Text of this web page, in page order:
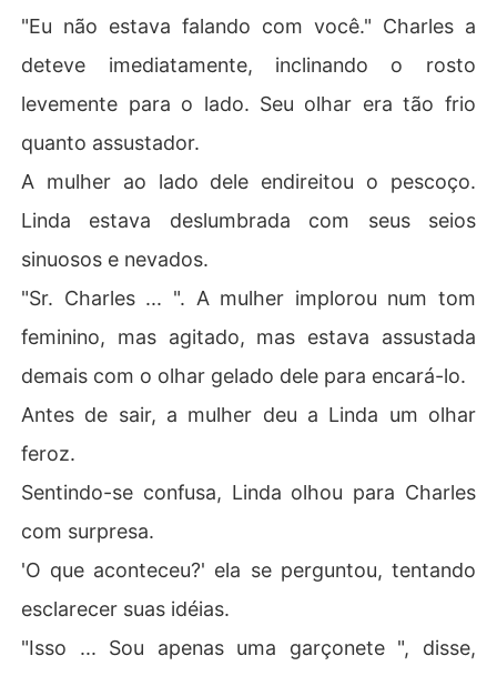
"Eu não estava falando com você." Charles a
deteve imediatamente, inclinando o rosto
levemente para o lado. Seu olhar era tão frio
quanto assustador.
A mulher ao lado dele endireitou o pescoço.
Linda estava deslumbrada com seus seios
sinuosos e nevados.
"Sr. Charles ... ". A mulher implorou num tom
feminino, mas agitado, mas estava assustada
demais com o olhar gelado dele para encará-lo.
Antes de sair, a mulher deu a Linda um olhar
feroz.
Sentindo-se confusa, Linda olhou para Charles
com surpresa.
'O que aconteceu?' ela se perguntou, tentando
esclarecer suas idéias.
"Isso ... Sou apenas uma garçonete ", disse,